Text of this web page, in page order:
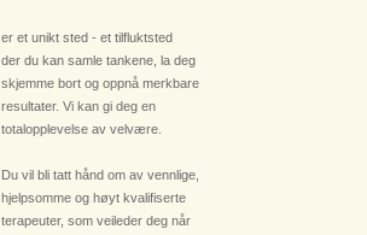
er et unikt sted - et tilfluktsted
der du kan samle tankene, la deg
skjemme bort og oppnå merkbare
resultater. Vi kan gi deg en
totalopplevelse av velvære.
Du vil bli tatt hånd om av vennlige,
hjelpsomme og høyt kvalifiserte
terapeuter, som veileder deg når